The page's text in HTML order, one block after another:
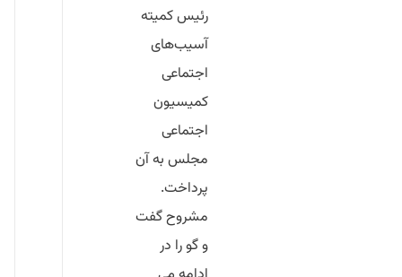
رئیس کمیته
آسیب‌های
اجتماعی
کمیسیون
اجتماعی
مجلس به آن
پرداخت.
مشروح گفت
و گو را در